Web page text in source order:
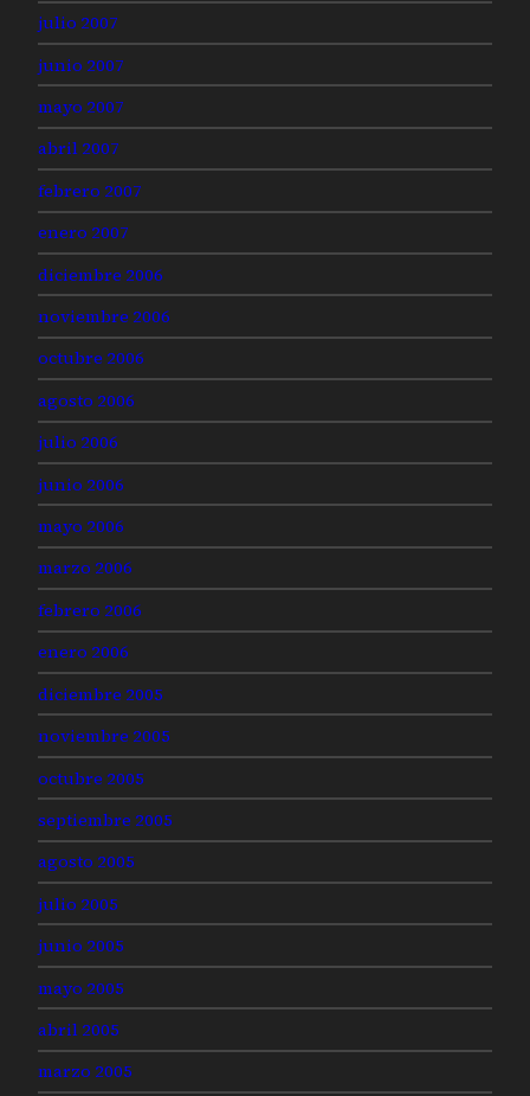
julio 2007
junio 2007
mayo 2007
abril 2007
febrero 2007
enero 2007
diciembre 2006
noviembre 2006
octubre 2006
agosto 2006
julio 2006
junio 2006
mayo 2006
marzo 2006
febrero 2006
enero 2006
diciembre 2005
noviembre 2005
octubre 2005
septiembre 2005
agosto 2005
julio 2005
junio 2005
mayo 2005
abril 2005
marzo 2005